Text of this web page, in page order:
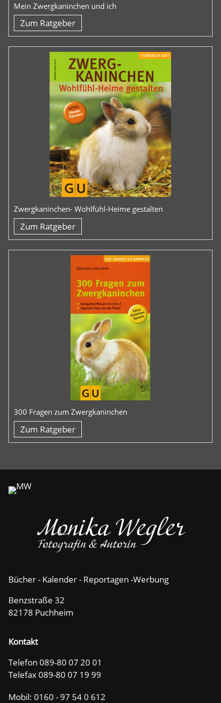
Mein Zwergkaninchen und ich
Zum Ratgeber
Zwergkaninchen- Wohlfühl-Heime gestalten
Zum Ratgeber
300 Fragen zum Zwergkaninchen
Zum Ratgeber
Bücher - Kalender - Reportagen -Werbung
Benzstraße 32
82178 Puchheim
Kontakt
Telefon 089-80 07 20 01
Telefax 089-80 07 19 99
Mobil: 0160 - 97 54 0 612